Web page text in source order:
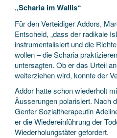
„Scharia im Wallis“
Für den Verteidiger Addors,
Entscheid, „dass der radikale
instrumentalisiert und die
wollen – die Scharia
untersagten. Ob er das Urteil
weiterziehen wird, konnte der
Addor hatte schon wiederholt
Äusserungen polarisiert. Nach
Genfer Sozialtherapeutin
er die Wiedereinführung der
Wiederholungstäter gefordert.